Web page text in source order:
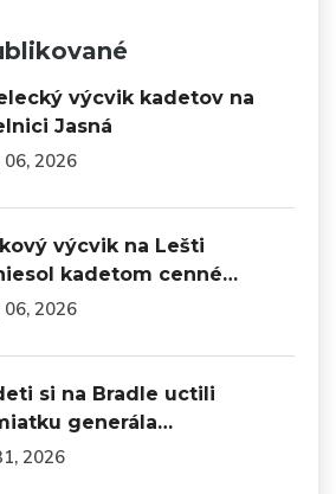
výcvik kadetov na
Jasná
2026
výcvik na Lešti
kadetom cenné…
2026
si na Bradle uctili
generála…
2026